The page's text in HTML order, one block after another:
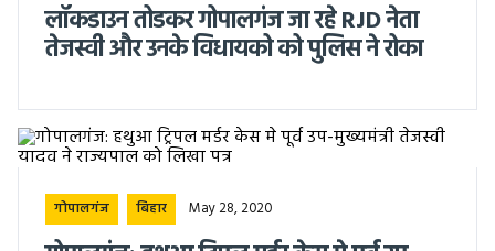
लॉकडाउन तोडकर गोपालगंज जा रहे RJD नेता
तेजस्वी और उनके विधायको को पुलिस ने रोका
गोपालगंज बिहार May 28, 2020